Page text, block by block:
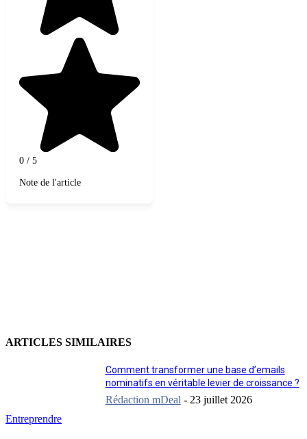
0 / 5
Note de l'article
ARTICLES SIMILAIRES
Entreprendre
Comment transformer une base d’emails
nominatifs en véritable levier de croissance ?
Rédaction mDeal - 23 juillet 2026